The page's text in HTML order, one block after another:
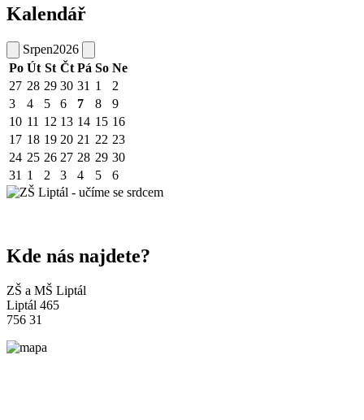
Kalendář
Srpen2026
Po Út St Čt Pá So Ne
27 28 29 30 31 1
2
3
4 5 6 7 8
9
10 11 12 13 14 15 16
17 18 19 20 21 22 23
24 25 26 27 28 29 30
31 1 2 3 4 5 6
Kde nás najdete?
ZŠ a MŠ Liptál
Liptál 465
756 31